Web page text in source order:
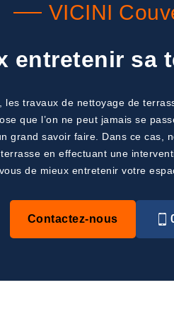
VICINI
entretenir sa
travaux de nettoyage de
que l’on ne peut jamais se
grand savoir faire. Dans ce
en effectuant une
de mieux entretenir votre
Contactez-nous